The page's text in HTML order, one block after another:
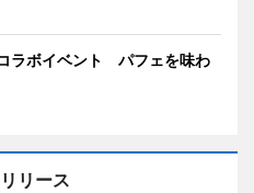
ラボイベント パフェを味わ
リース